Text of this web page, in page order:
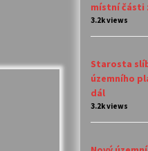
místní části
3.2k views
Starosta
územního
dál
3.2k views